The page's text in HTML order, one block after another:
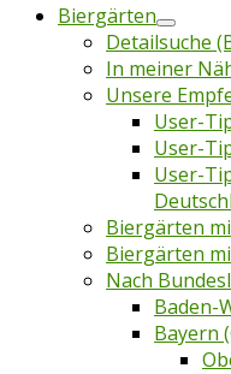
Biergärten
Detailsuche
In meiner
Unsere
User-
User-
User-
Biergärten
Biergärten
Nach
Baden-
Bayern